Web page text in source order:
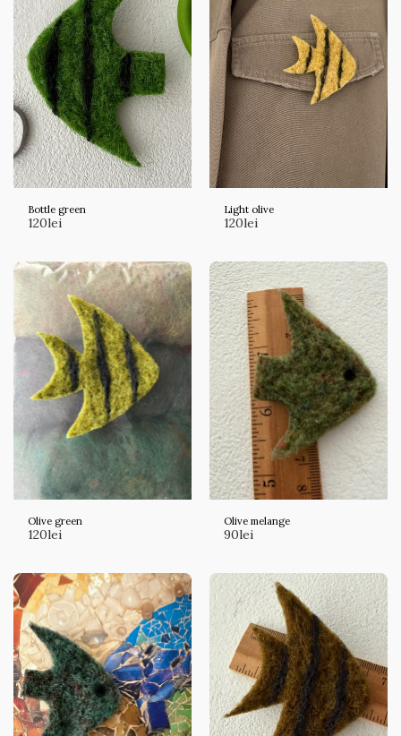
Bottle green
120lei
Light olive
120lei
Olive green
120lei
Olive melange
90lei